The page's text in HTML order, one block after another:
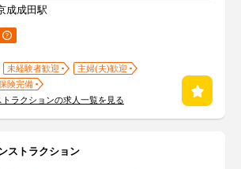
成成田駅
未経験者歓迎
主婦(夫)歓迎
険完備
ラクションの求人一覧を見る
ストラクション